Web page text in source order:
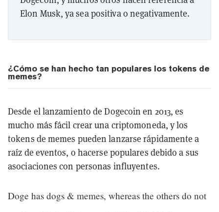
Elon Musk, ya sea positiva o negativamente.
¿Cómo se han hecho tan populares los tokens de
memes?
Desde el lanzamiento de Dogecoin en 2013, es
mucho más fácil crear una criptomoneda, y los
tokens de memes pueden lanzarse rápidamente a
raíz de eventos, o hacerse populares debido a sus
asociaciones con personas influyentes.
Doge has dogs & memes, whereas the others do not